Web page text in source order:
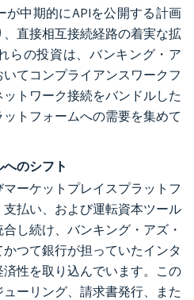
が中期的にAPIを公開する計画
直接相互接続経路の着実な拡
らの投資は、バンキング・ア
てコンプライアンスワークフ
トワーク接続をバンドルした
トフォームへの需要を集めて
のシフト
ーケットプレイスプラットフ
払い、および運転資本ツール
し続け、バンキング・アズ・
つて銀行が担っていたインタ
性を取り込んでいます。この
ーリング、請求書発行、また